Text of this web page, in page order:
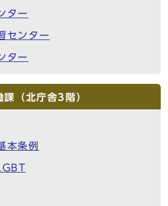
ター
センター
ター
（北庁舎3階）
本条例